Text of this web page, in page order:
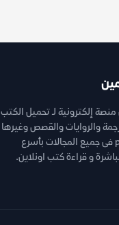
إلكترونية لـ تحميل الكتب
والروايات والقصص وغيرها
من كتب مجانية pdf فى جميع المجالات بأسرع
و قراءة كتب اونلاين.